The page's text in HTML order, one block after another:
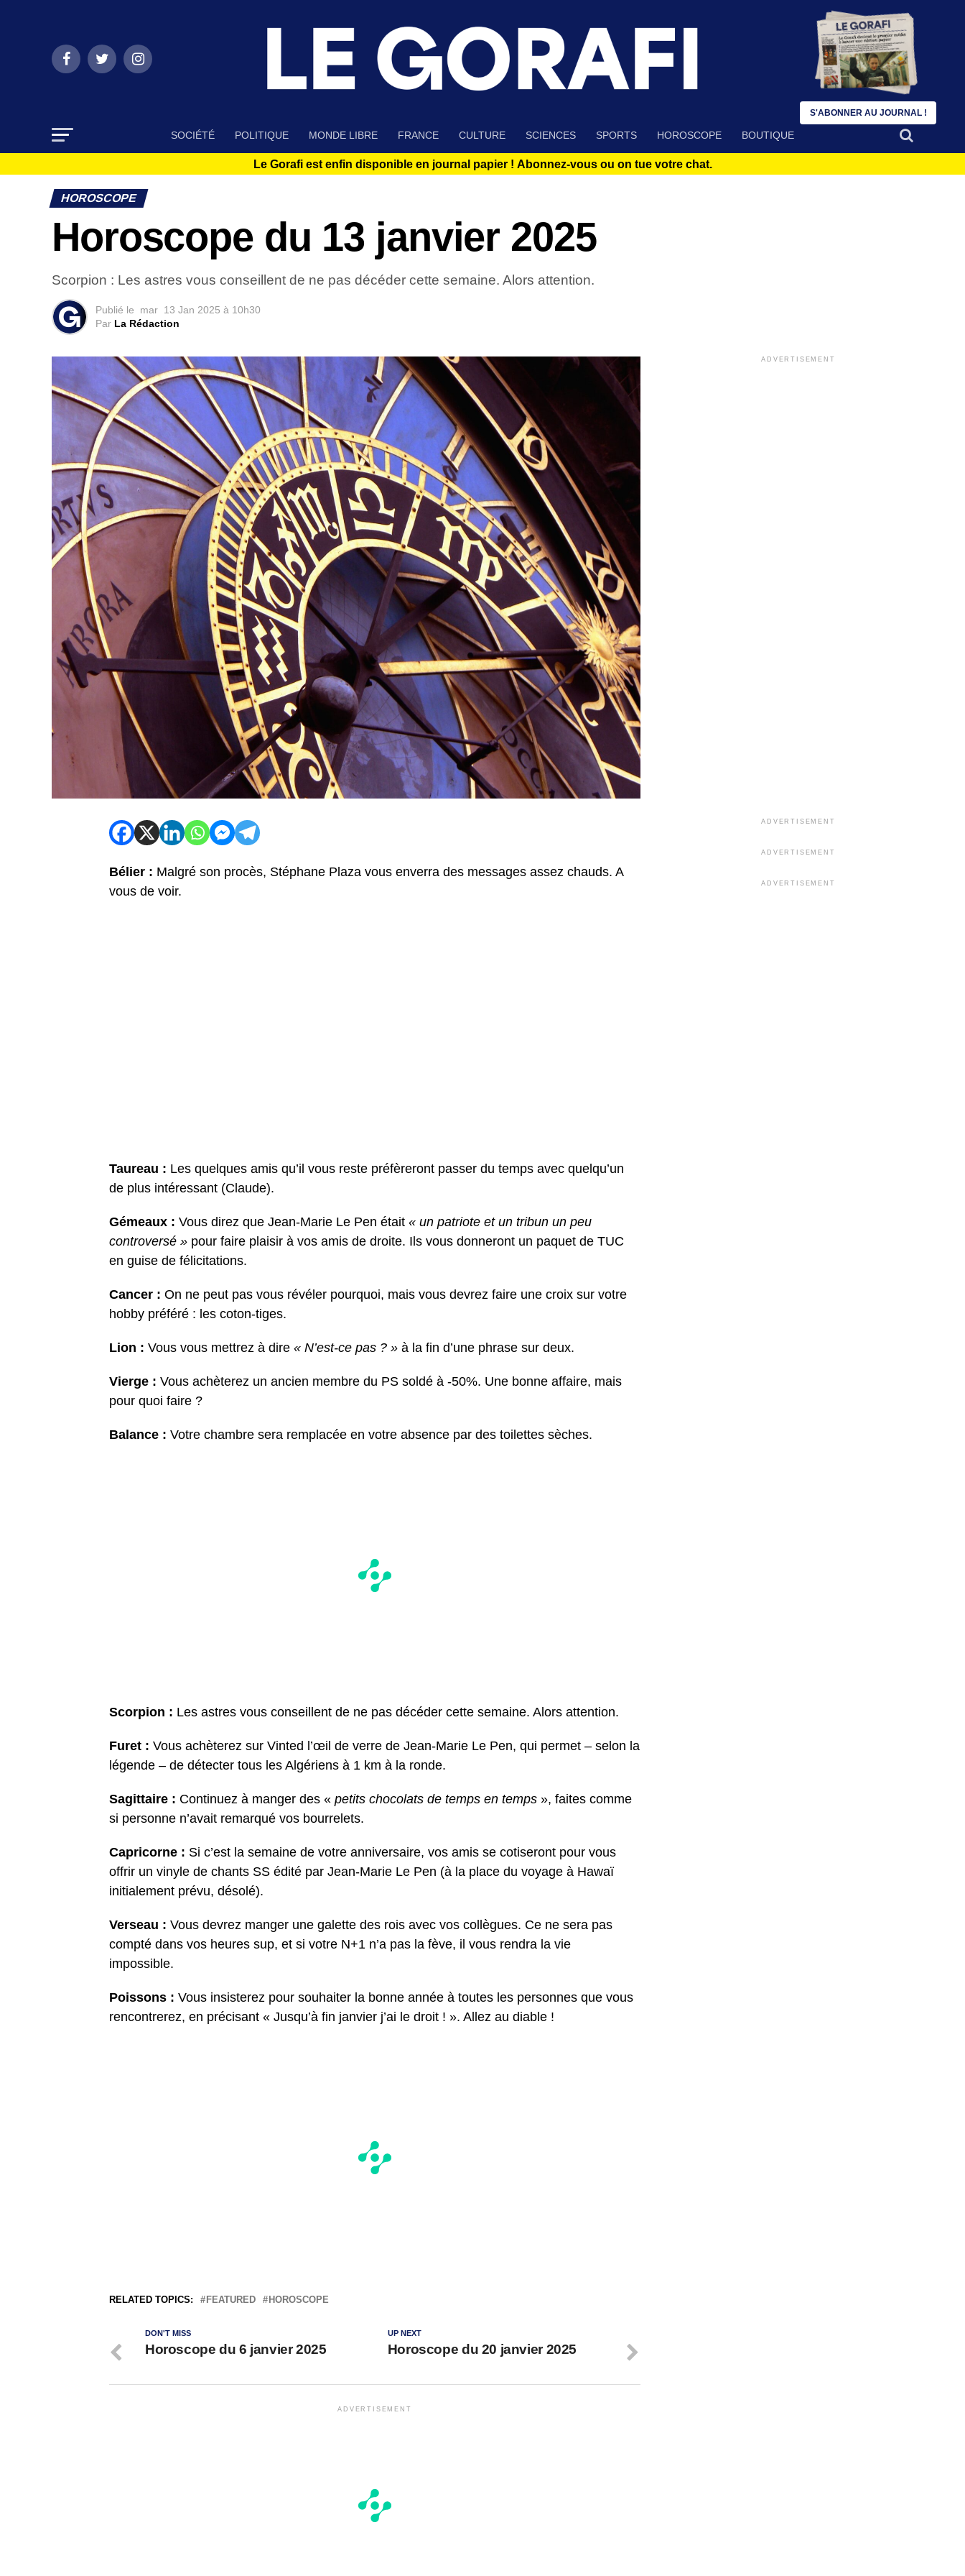
SOCIÉTÉ POLITIQUE MONDE LIBRE FRANCE CULTURE SCIENCES SPORTS HOROSCOPE BOUTIQUE
Le Gorafi est enfin disponible en journal papier ! Abonnez-vous ou on tue votre chat.
HOROSCOPE
Horoscope du 13 janvier 2025
Scorpion : Les astres vous conseillent de ne pas décéder cette semaine. Alors attention.
Publié le mar 13 Jan 2025 à 10h30
Par La Rédaction
Bélier : Malgré son procès, Stéphane Plaza vous enverra des messages assez chauds. A
vous de voir.
Taureau : Les quelques amis qu’il vous reste préfèreront passer du temps avec quelqu’un
de plus intéressant (Claude).
Gémeaux : Vous direz que Jean-Marie Le Pen était « un patriote et un tribun un peu
controversé » pour faire plaisir à vos amis de droite. Ils vous donneront un paquet de TUC
en guise de félicitations.
Cancer : On ne peut pas vous révéler pourquoi, mais vous devrez faire une croix sur votre
hobby préféré : les coton-tiges.
Lion : Vous vous mettrez à dire « N’est-ce pas ? » à la fin d’une phrase sur deux.
Vierge : Vous achèterez un ancien membre du PS soldé à -50%. Une bonne affaire, mais
pour quoi faire ?
Balance : Votre chambre sera remplacée en votre absence par des toilettes sèches.
Scorpion : Les astres vous conseillent de ne pas décéder cette semaine. Alors attention.
Furet : Vous achèterez sur Vinted l’œil de verre de Jean-Marie Le Pen, qui permet – selon la
légende – de détecter tous les Algériens à 1 km à la ronde.
Sagittaire : Continuez à manger des « petits chocolats de temps en temps », faites comme
si personne n’avait remarqué vos bourrelets.
Capricorne : Si c’est la semaine de votre anniversaire, vos amis se cotiseront pour vous
offrir un vinyle de chants SS édité par Jean-Marie Le Pen (à la place du voyage à Hawaï
initialement prévu, désolé).
Verseau : Vous devrez manger une galette des rois avec vos collègues. Ce ne sera pas
compté dans vos heures sup, et si votre N+1 n’a pas la fève, il vous rendra la vie
impossible.
Poissons : Vous insisterez pour souhaiter la bonne année à toutes les personnes que vous
rencontrerez, en précisant « Jusqu’à fin janvier j’ai le droit ! ». Allez au diable !
RELATED TOPICS: FEATURED HOROSCOPE
UP NEXT
Horoscope du 20 janvier 2025
DON'T MISS
Horoscope du 6 janvier 2025
ADVERTISEMENT
ADVERTISEMENT
ADVERTISEMENT
ADVERTISEMENT
ADVERTISEMENT
S'ABONNER AU JOURNAL !